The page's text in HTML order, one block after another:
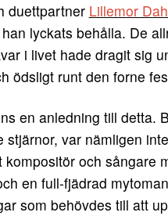
duettpartner Lillemor
lyckats behålla. De
i livet hade dragit sig
ödsligt runt den forne
en anledning till detta.
stjärnor, var nämligen
kompositör och sångare
en full-fjädrad
som behövdes till att